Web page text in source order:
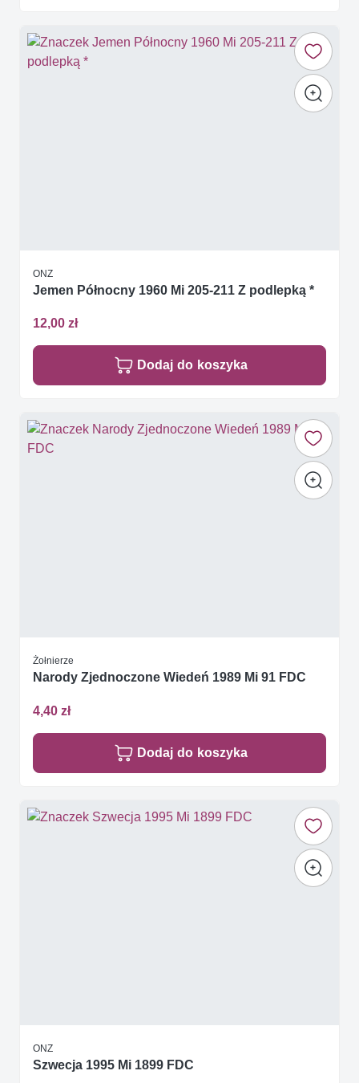
ONZ
Jemen Północny 1960 Mi 205-211 Z podlepką *
12,00 zł
Dodaj do koszyka
Żołnierze
Narody Zjednoczone Wiedeń 1989 Mi 91 FDC
4,40 zł
Dodaj do koszyka
ONZ
Szwecja 1995 Mi 1899 FDC